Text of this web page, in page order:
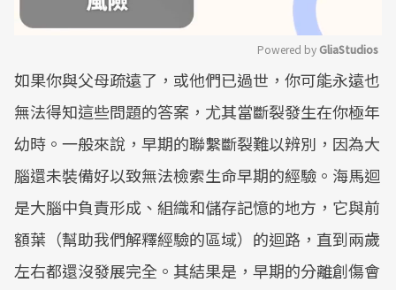
Mute
Powered by GliaStudios
如果你與父母疏遠了，或他們已過世，你可能永遠也
無法得知這些問題的答案，尤其當斷裂發生在你極年
幼時。一般來說，早期的聯繫斷裂難以辨別，因為大
腦還未裝備好以致無法檢索生命早期的經驗。海馬迴
是大腦中負責形成、組織和儲存記憶的地方，它與前
額葉（幫助我們解釋經驗的區域）的迴路，直到兩歲
左右都還沒發展完全。其結果是，早期的分離創傷會